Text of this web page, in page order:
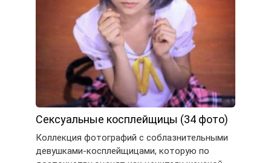
Сексуальные косплейщицы (34 фото)
Коллекция фотографий с соблазнительными
девушками-косплейщицами, которую по